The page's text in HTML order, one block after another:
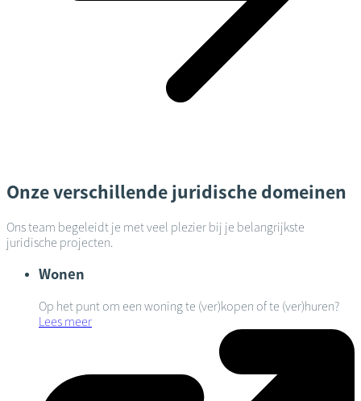
Onze verschillende juridische domeinen
Ons team begeleidt je met veel plezier bij je belangrijkste
juridische projecten.
Wonen
Op het punt om een woning te (ver)kopen of te (ver)huren?
Lees meer